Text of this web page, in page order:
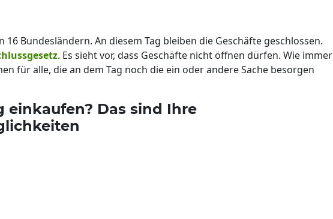
16 Bundesländern. An diesem Tag bleiben die Geschäfte geschlossen.
. Es sieht vor, dass Geschäfte nicht öffnen dürfen. Wie immer
für alle, die an dem Tag noch die ein oder andere Sache besorgen
einkaufen? Das sind Ihre